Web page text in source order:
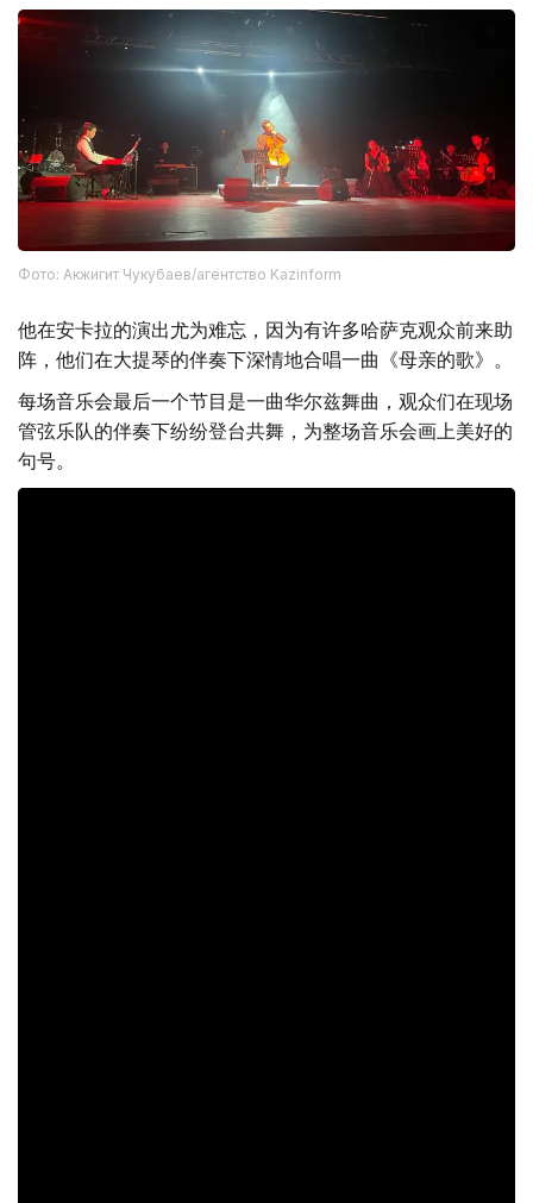
Фото: Акжигит Чукубаев/агентство Kazinform
他在安卡拉的演出尤为难忘，因为有许多哈萨克观众前来助
阵，他们在大提琴的伴奏下深情地合唱一曲《母亲的歌》。
每场音乐会最后一个节目是一曲华尔兹舞曲，观众们在现场
管弦乐队的伴奏下纷纷登台共舞，为整场音乐会画上美好的
句号。